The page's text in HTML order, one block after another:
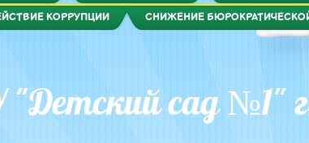
КОРРУПЦИИ СНИЖЕНИЕ
сад №1"